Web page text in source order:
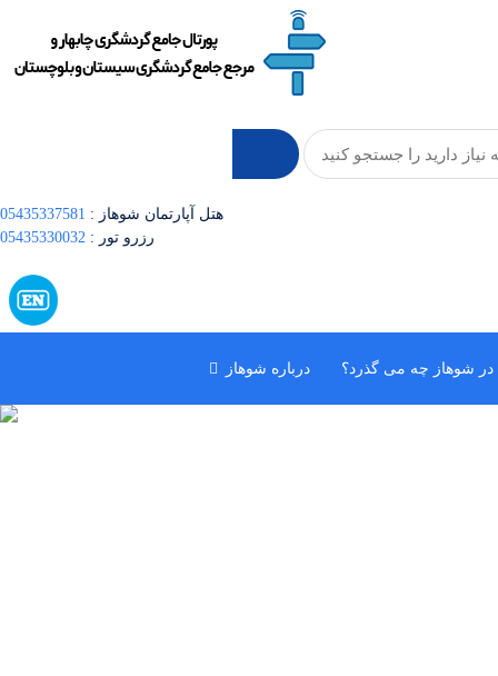
05435337581
: هتل آپارتمان شوهاز
05435330032
: رزرو تور
در شوهاز چه می گذرد؟ درباره شوهاز